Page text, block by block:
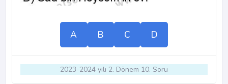
A B C D
2023-2024 yılı 2. Dönem 10. Soru